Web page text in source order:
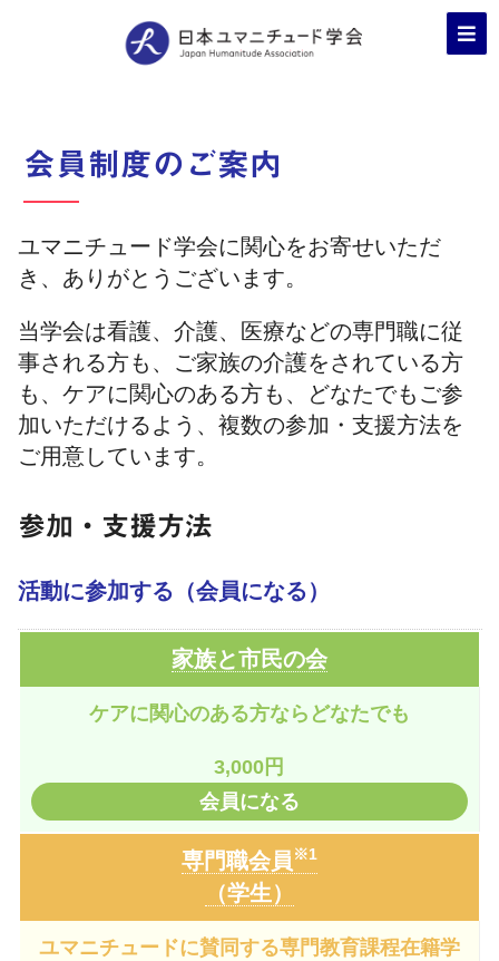
会員制度のご案内
ユマニチュード学会に関心をお寄せいただ
き、ありがとうございます。
当学会は看護、介護、医療などの専門職に従
事される方も、ご家族の介護をされている方
も、ケアに関心のある方も、どなたでもご参
加いただけるよう、複数の参加・支援方法を
ご用意しています。
参加・支援方法
活動に参加する（会員になる）
家族と市民の会
ケアに関心のある方ならどなたでも
3,000円
会員になる
専門職会員 ※1
（学生）
ユマニチュードに賛同する専門教育課程在籍学